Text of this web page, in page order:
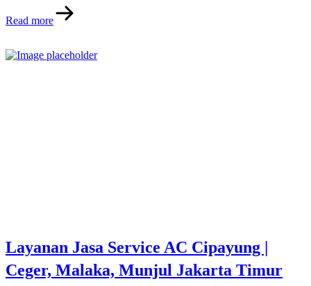
Read more
Layanan Jasa Service AC Cipayung |
Ceger, Malaka, Munjul Jakarta Timur